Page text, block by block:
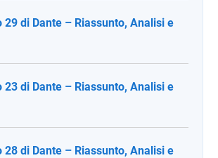
29 di Dante – Riassunto, Analisi e
23 di Dante – Riassunto, Analisi e
28 di Dante – Riassunto, Analisi e